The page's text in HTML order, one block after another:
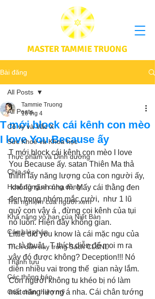
MASTER TAMMIE TRUONG
Bài đăng
All Posts
Cô vy và Vắc X
Sức Khoẻ và Khoa học
Thực phầm và Dinh dưỡng
Chia sẻ
Hoạt động vì cộng đồng
Trải nghiệm của người xem
Khả năng vô hạn của Niết Bàn
Các bài pháp
Trích dẫn hay trong Sách CL&NL
Thành tựu
Các thông báo
Góc chân thiện mỹ
All Posts
T mới block cái kênh con mèo
I love You Because ấy
Tammie Truong
16 thg 4
T mới block cái kênh con mèo I love
You Because ấy. satan Thiên Ma thả
thính lấy năng lượng của con người ấy,
không rãnh nha m. Mấy cái thằng đen
đen trong nhóm mắc cười,  như 1 lũ
quỷ con vậy á , đừng coi kênh của tụi
nó luôn. Hiện đầy không gian.
Little did you know là cái mặc ngu của
m, tà thuật.  T thích diễn để moi m ra
vậy đó được không? Deception!!! Nó
diễn nhiều vai trong thế  gian này lắm.
Con người không tu khéo bị nó làm
mất năng lượng á nha. Cái chân tướng